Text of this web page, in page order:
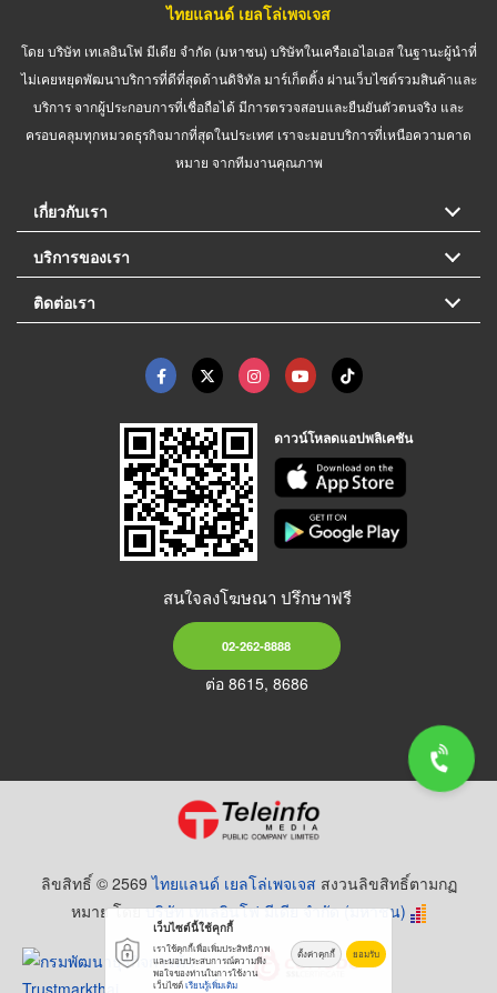
ไทยแลนด์ เยลโล่เพจเจส
โดย บริษัท เทเลอินโฟ มีเดีย จำกัด (มหาชน) บริษัทในเครือเอไอเอส ในฐานะผู้นำที่
ไม่เคยหยุดพัฒนาบริการที่ดีที่สุดด้านดิจิทัล มาร์เก็ตติ้ง ผ่านเว็บไซต์รวมสินค้าและ
บริการ จากผู้ประกอบการที่เชื่อถือได้ มีการตรวจสอบและยืนยันตัวตนจริง และ
ครอบคลุมทุกหมวดธุรกิจมากที่สุดในประเทศ เราจะมอบบริการที่เหนือความคาด
หมาย จากทีมงานคุณภาพ
เกี่ยวกับเรา
บริการของเรา
ติดต่อเรา
ดาวน์โหลดแอปพลิเคชัน
สนใจลงโฆษณา ปรึกษาฟรี
02-262-8888
ต่อ 8615, 8686
ลิขสิทธิ์ © 2569ไทยแลนด์ เยลโล่เพจเจส สงวนลิขสิทธิ์ตามกฏ
หมาย โดยบริษัท เทเลอินโฟ มีเดีย จำกัด (มหาชน)
เว็บไซต์นี้ใช้คุกกี้
เราใช้คุกกี้เพื่อเพิ่มประสิทธิภาพ
และมอบประสบการณ์ความพึง
พอใจของท่านในการใช้งาน
เว็บไซต์เรียนรู้เพิ่มเติม
ตั้งค่าคุกกี้ ยอมรับ